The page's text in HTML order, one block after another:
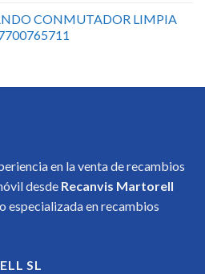
CONMUTADOR LIMPIA
en la venta de recambios
desde Recanvis Martorell
especializada en recambios
SL